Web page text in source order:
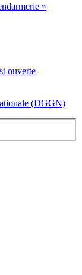
»
ouverte
(DGGN)